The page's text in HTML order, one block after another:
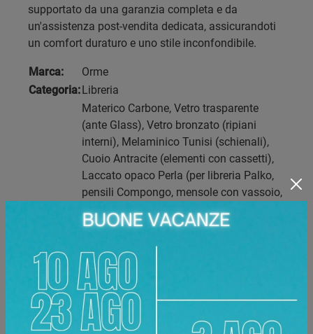
supportato da una garanzia completa e da
un'assistenza post-vendita dedicata, assicurandoti
un comfort duraturo e uno stile inconfondibile.
Marca:
Orme
Categoria:Libreria
Materico Carbone, Vetro trasparente
(ante Glass), Vetro bronzato (ripiani
interni), Melaminico Tunisi (schienali),
Cuoio Antracite (elementi con cassetti),
Laccato opaco Perla (per libreria Palko,
pensili Compongo, mensole con vassoio,
tavolini Gelso), Vetro serigrafato
Calacatta Gold (top), Melaminico
Melaminico dekor, Melaminico cemento,
Melaminico marmi, Laccati metallici,
Laccati metallici spazzolati, Cuoio, Vetri
serigrafati, Frontali Line, Ante in vetro,
Laccati opachi e lucidi, Specchi